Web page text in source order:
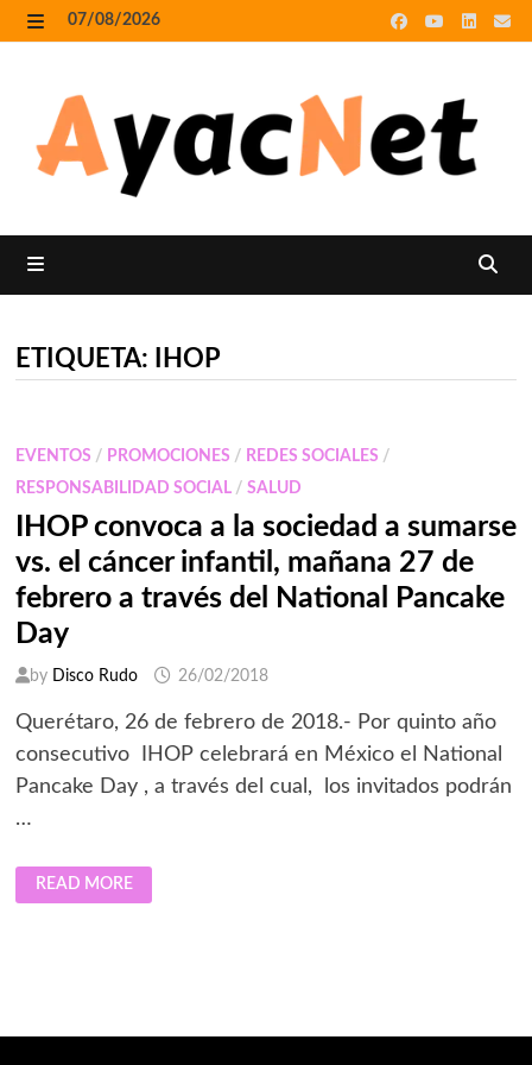
Skip
to
07/08/2026
ETIQUETA: IHOP
EVENTOS / PROMOCIONES / REDES SOCIALES /
RESPONSABILIDAD SOCIAL/ SALUD
IHOP convoca a la sociedad a sumarse
vs. el cáncer infantil, mañana 27 de
febrero a través del National Pancake
Day
by Disco Rudo 26/02/2018
Querétaro, 26 de febrero de 2018.- Por quinto año
consecutivo IHOP celebrará en México el National
Pancake Day , a través del cual, los invitados podrán
…
IHOP
CONVOCA
A
INFANTIL,
READ MORE